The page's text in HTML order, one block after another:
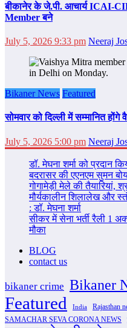
बीकानेर के जे.पी. आचार्य ICAI-
Member बने
July 5, 2026 9:33 pm Neeraj
Bikaner News Featured
सोमवार को दिल्‍ली में सम्‍मानित
July 5, 2026 5:00 pm Neeraj
डॉ. मेघना शर्मा को प्रदान
बदरासर की एएनएम सुमन
गोगामेड़ी मेले की तैयारियां,
मौर्यकालीन शिलालेख और
: डॉ. मेघना शर्मा
सीकर में सेना भर्ती रैली 1
मौका
BLOG
contact us
bikaner crime Bikaner
Featured India Rajasthan
SAMACHAR SEVA CORONA NEWS